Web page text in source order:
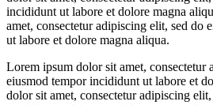
incididunt ut labore et dolore magna
amet, consectetur adipiscing elit, sed do
ut labore et dolore magna aliqua.
Lorem ipsum dolor sit amet, consectetur
eiusmod tempor incididunt ut labore et
dolor sit amet, consectetur adipiscing